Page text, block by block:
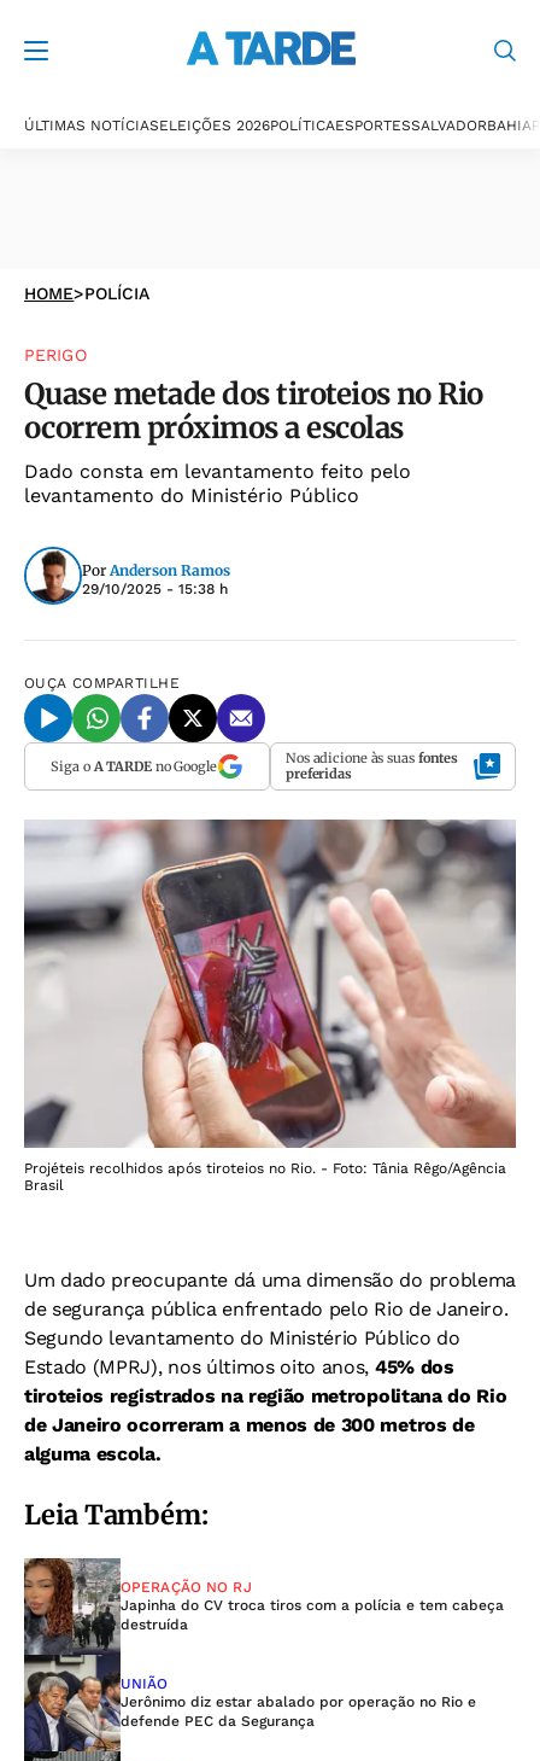
ÚLTIMAS NOTÍCIASELEIÇÕES 2026POLÍTICAESPORTESSALVADORBAHIA
HOME>POLÍCIA
PERIGO
Quase metade dos tiroteios no Rio
ocorrem próximos a escolas
Dado consta em levantamento feito pelo
levantamento do Ministério Público
Por Anderson Ramos
29/10/2025 - 15:38 h
OUÇA COMPARTILHE
Siga o A TARDEno Google Nos adicione às suas fontes
preferidas
Projéteis recolhidos após tiroteios no Rio. - Foto: Tânia Rêgo/Agência
Brasil
Um dado preocupante dá uma dimensão do problema
de segurança pública enfrentado pelo Rio de Janeiro.
Segundo levantamento do Ministério Público do
Estado (MPRJ), nos últimos oito anos, 45% dos
tiroteios registrados na região metropolitana do Rio
de Janeiro ocorreram a menos de 300 metros de
alguma escola.
Leia Também:
OPERAÇÃO NO RJ
Japinha do CV troca tiros com a polícia e tem cabeça
destruída
UNIÃO
Jerônimo diz estar abalado por operação no Rio e
defende PEC da Segurança